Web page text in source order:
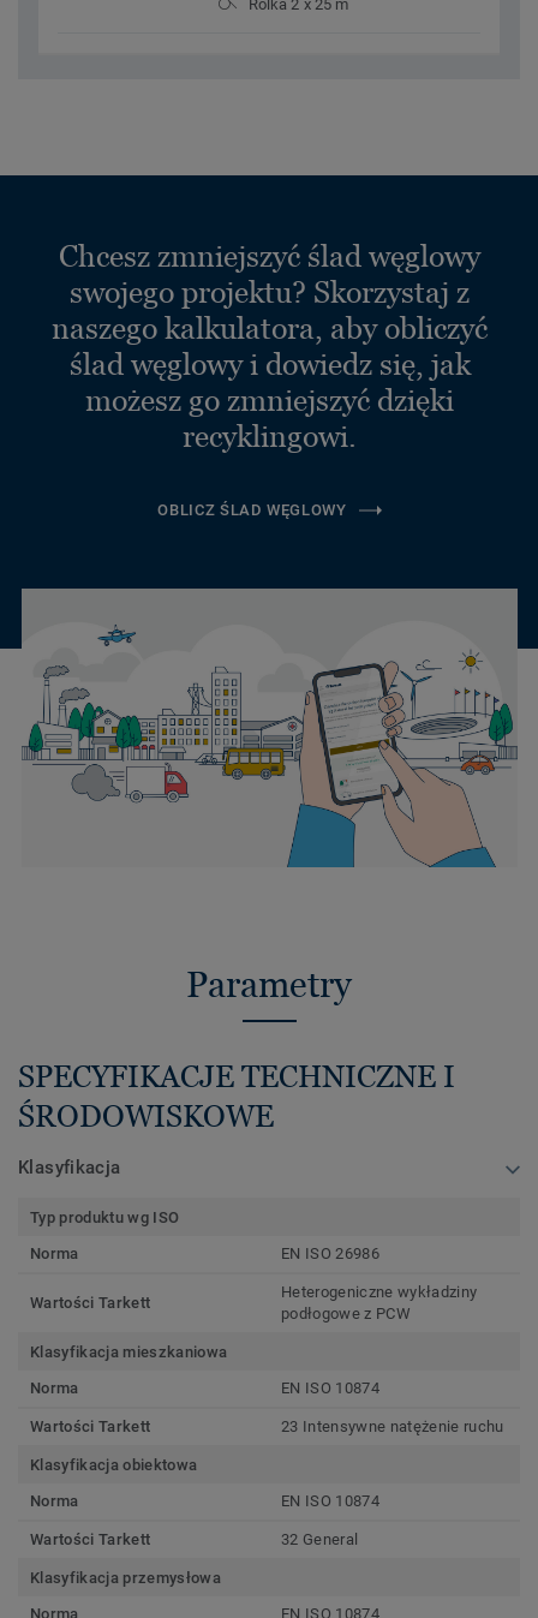
Rolka 2 x 25 m
Chcesz zmniejszyć ślad węglowy
swojego projektu? Skorzystaj z
naszego kalkulatora, aby obliczyć
ślad węglowy i dowiedz się, jak
możesz go zmniejszyć dzięki
recyklingowi.
OBLICZ ŚLAD WĘGLOWY
Parametry
SPECYFIKACJE TECHNICZNE I
ŚRODOWISKOWE
Klasyfikacja
Typ produktu wg ISO
Norma
EN ISO 26986
Wartości Tarkett
Heterogeniczne wykładziny
podłogowe z PCW
Klasyfikacja mieszkaniowa
Norma
EN ISO 10874
Wartości Tarkett 23 Intensywne natężenie ruchu
Klasyfikacja obiektowa
Norma
EN ISO 10874
Wartości Tarkett 32 General
Klasyfikacja przemysłowa
Norma
EN ISO 10874